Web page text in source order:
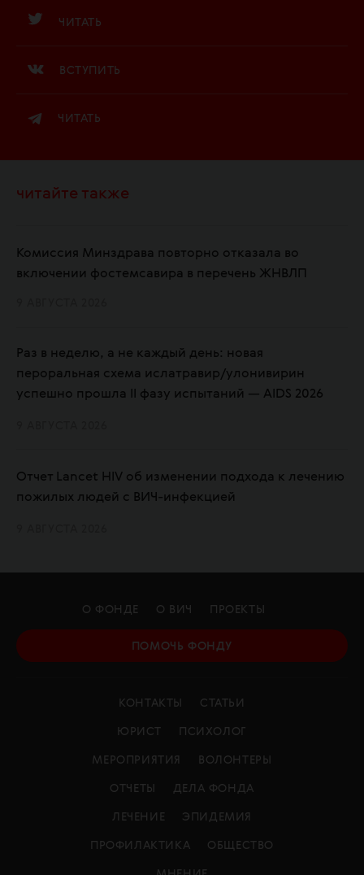
ЧИТАТЬ
ВСТУПИТЬ
ЧИТАТЬ
читайте также
Комиссия Минздрава повторно отказала во
включении фостемсавира в перечень ЖНВЛП
Раз в неделю, а не каждый день: новая
пероральная схема ислатравир/улонивирин
успешно прошла II фазу испытаний — AIDS 2026
Отчет Lancet HIV об изменении подхода к лечению
пожилых людей с ВИЧ-инфекцией
О ФОНДЕ О ВИЧ ПРОЕКТЫ
ПОМОЧЬ ФОНДУ
КОНТАКТЫ СТАТЬИ
ЮРИСТ ПСИХОЛОГ
МЕРОПРИЯТИЯ ВОЛОНТЕРЫ
ОТЧЕТЫ ДЕЛА ФОНДА
ЛЕЧЕНИЕ ЭПИДЕМИЯ
ПРОФИЛАКТИКА ОБЩЕСТВО